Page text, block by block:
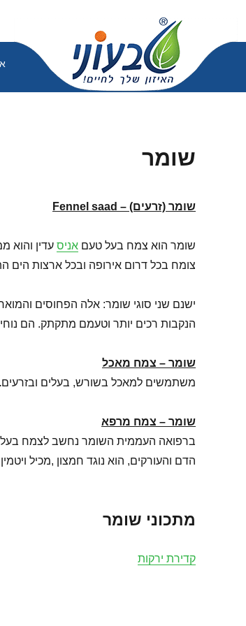
content
שומר
שומר (זרעים) – Fennel saad
שומר הוא צמח בעל טעם אניס עדין והוא
צומח בכל דרום אירופה ובכל ארצות הים
ישנם שני סוגי שומר: אלה הפחוסים
הנקבות רכים יותר וטעמם מתקתק. הם
שומר – צמח מאכל
משתמשים למאכל בשורש, בעלים ובזרעים.
שומר – צמח מרפא
ברפואה העממית השומר נחשב לצמח בעל
הדם והעורקים, הוא נוגד חמצון ,מכיל ויטמין C, נוגדי רדיקאלים חופשיים ומחזק את מערכת החיסון.
מתכוני שומר
קדירת ירקות